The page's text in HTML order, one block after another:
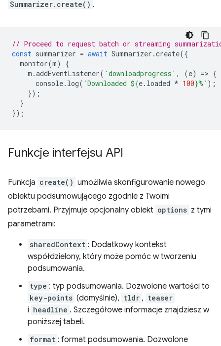
Summarizer.create() .
// Proceed to request batch or streaming
const summarizer = await Summarizer .create({
monitor(m)
{
m .addEventListener( 'downloadprogress' , (e) => {
console. log( `Downloaded ${e. loaded * 100}%` );
});
}
});
Funkcje interfejsu API
Funkcja create() umożliwia skonfigurowanie nowego
obiektu podsumowującego zgodnie z Twoimi
potrzebami. Przyjmuje opcjonalny obiekt options z tymi
parametrami:
sharedContext : Dodatkowy kontekst
współdzielony, który może pomóc w tworzeniu
podsumowania.
type : typ podsumowania. Dozwolone wartości to
key-points (domyślnie), tldr , teaser
i headline . Szczegółowe informacje znajdziesz w
poniższej tabeli.
format : format podsumowania. Dozwolone